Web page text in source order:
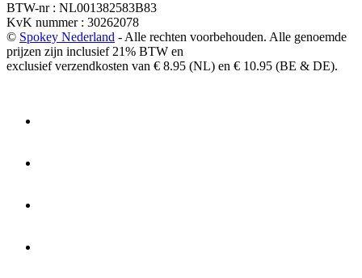
BTW-nr : NL001382583B83
KvK nummer : 30262078
© Spokey Nederland - Alle rechten voorbehouden. Alle genoemde
prijzen zijn inclusief 21% BTW en
exclusief verzendkosten van € 8.95 (NL) en € 10.95 (BE & DE).